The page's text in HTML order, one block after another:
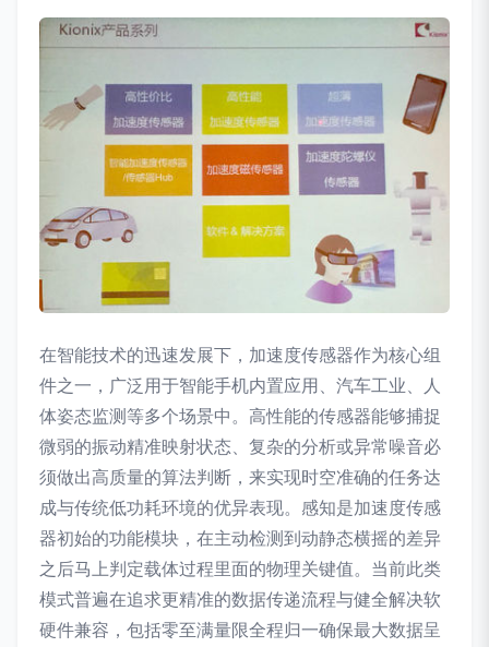
在智能技术的迅速发展下，加速度传感器作为核心组
件之一，广泛用于智能手机内置应用、汽车工业、人
体姿态监测等多个场景中。高性能的传感器能够捕捉
微弱的振动精准映射状态、复杂的分析或异常噪音必
须做出高质量的算法判断，来实现时空准确的任务达
成与传统低功耗环境的优异表现。感知是加速度传感
器初始的功能模块，在主动检测到动静态横摇的差异
之后马上判定载体过程里面的物理关键值。当前此类
模式普遍在追求更精准的数据传递流程与健全解决软
硬件兼容，包括零至满量限全程归一确保最大数据呈